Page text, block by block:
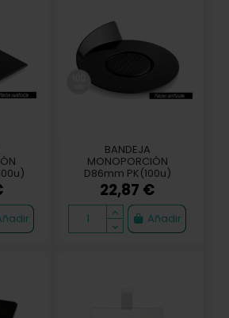
BANDEJA
MONOPORCIÓN
D86mm PK(100u)
BLACK TRAYS
22,87 €
Añadir